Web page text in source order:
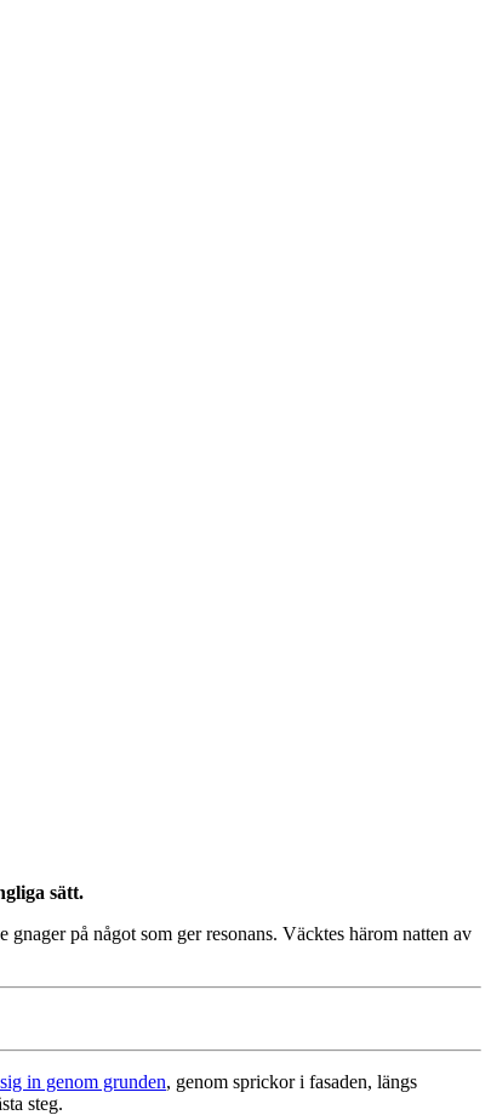
sätt.
på något som ger resonans. Väcktes härom natten av
in genom grunden, genom sprickor i fasaden, längs
steg.